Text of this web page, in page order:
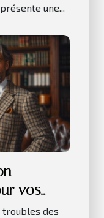
une...
vos
troubles des